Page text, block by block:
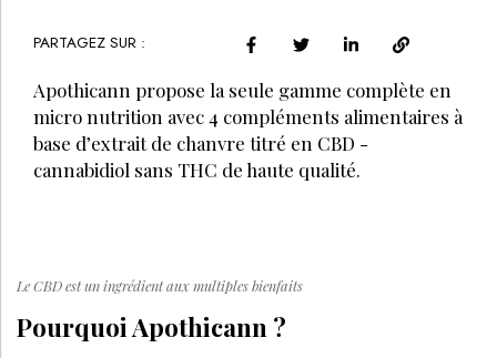
PARTAGEZ SUR :
Apothicann propose la seule gamme complète en
micro nutrition avec 4 compléments alimentaires à
base d’extrait de chanvre titré en CBD -
cannabidiol sans THC de haute qualité.
Le CBD est un ingrédient aux multiples bienfaits
Pourquoi Apothicann ?